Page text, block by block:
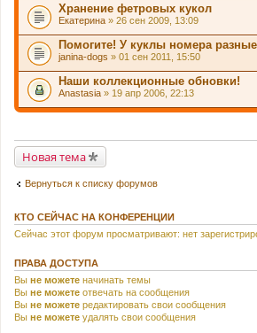
Хранение фетровых кукол
Екатерина » 26 сен 2009, 13:09
Помогите! У куклы номера
janina-dogs » 01 сен 2011, 15:50
Наши коллекционные обновки!
Anastasia » 19 апр 2006, 22:13
Новая тема
Вернуться к списку форумов
КТО СЕЙЧАС НА КОНФЕРЕНЦИИ
Сейчас этот форум просматривают: нет
ПРАВА ДОСТУПА
Вы не можете начинать темы
Вы не можете отвечать на сообщения
Вы не можете редактировать свои сообщения
Вы не можете удалять свои сообщения